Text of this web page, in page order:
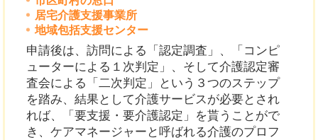
居宅介護支援事業所
地域包括支援センター
申請後は、訪問による「認定調査」、「コンピ
ューターによる１次判定」、そして介護認定審
査会による「二次判定」という３つのステップ
を踏み、結果として介護サービスが必要とされ
れば、「要支援・要介護認定」を貰うことがで
き、ケアマネージャーと呼ばれる介護のプロフ